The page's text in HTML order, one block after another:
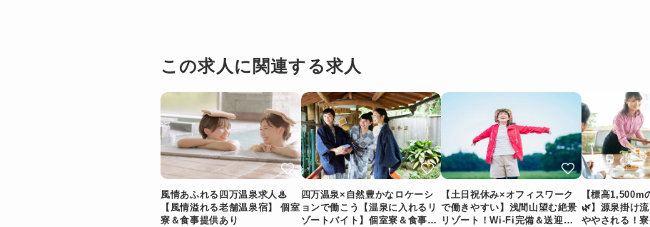
この求人に関連する求人
風情あふれる四万温泉求人♨
【風情溢れる老舗温泉宿】 個室
寮＆食事提供あり
四万温泉×自然豊かなロケーシ
ョンで働こう【温泉に入れるリ
ゾートバイト】個室寮＆食事提
【土日祝休み×オフィスワーク
で働きやすい】浅間山望む絶景
リゾート！Wi-Fi完備＆送迎バ
【標高1,500m
🌿】源泉掛け
ややされる！